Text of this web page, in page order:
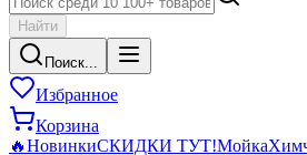
Найти
Поиск...
Избранное
Корзина
🔥НовинкиСКИДКИ ТУТ!Мойка